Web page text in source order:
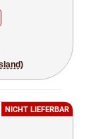
NICHT LIEFERBAR